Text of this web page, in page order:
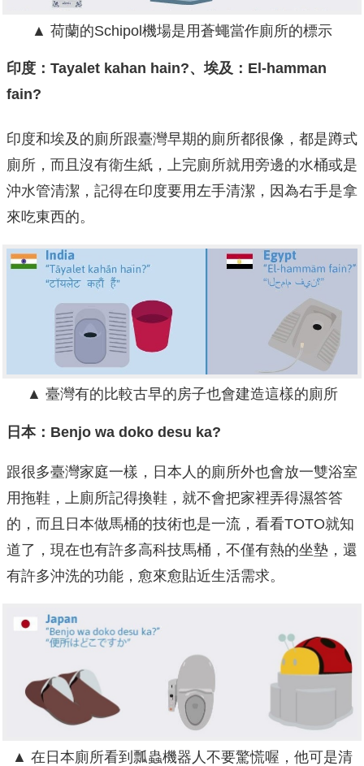
▲ 荷蘭的Schipol機場是用蒼蠅當作廁所的標示
印度：Tayalet kahan hain?、埃及：El-hamman
fain?
印度和埃及的廁所跟臺灣早期的廁所都很像，都是蹲式
廁所，而且沒有衛生紙，上完廁所就用旁邊的水桶或是
沖水管清潔，記得在印度要用左手清潔，因為右手是拿
來吃東西的。
▲ 臺灣有的比較古早的房子也會建造這樣的廁所
日本：Benjo wa doko desu ka?
跟很多臺灣家庭一樣，日本人的廁所外也會放一雙浴室
用拖鞋，上廁所記得換鞋，就不會把家裡弄得濕答答
的，而且日本做馬桶的技術也是一流，看看TOTO就知
道了，現在也有許多高科技馬桶，不僅有熱的坐墊，還
有許多沖洗的功能，愈來愈貼近生活需求。
▲ 在日本廁所看到瓢蟲機器人不要驚慌喔，他可是清